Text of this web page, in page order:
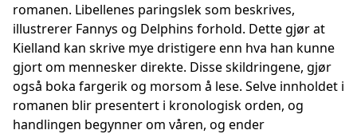
romanen. Libellenes paringslek som beskrives,
illustrerer Fannys og Delphins forhold. Dette gjør at
Kielland kan skrive mye dristigere enn hva han kunne
gjort om mennesker direkte. Disse skildringene, gjør
også boka fargerik og morsom å lese. Selve innholdet i
romanen blir presentert i kronologisk orden, og
handlingen begynner om våren, og ender